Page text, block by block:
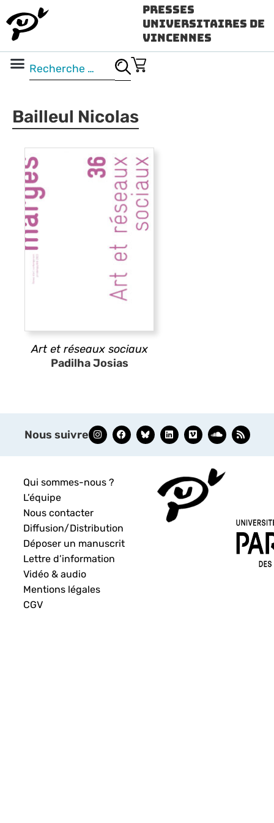
Presses
Universitaires de
Vincennes
Bailleul Nicolas
Art et réseaux sociaux
Padilha Josias
Nous suivre
Qui sommes-nous ?
L’équipe
Nous contacter
Diffusion/Distribution
Déposer un manuscrit
Lettre d’information
Vidéo & audio
Mentions légales
CGV